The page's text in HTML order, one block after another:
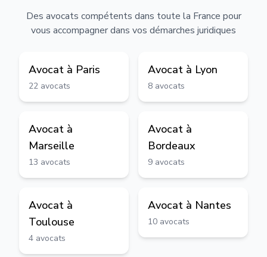
Des avocats compétents dans toute la France pour
vous accompagner dans vos démarches juridiques
Avocat à Paris
22 avocats
Avocat à Lyon
8 avocats
Avocat à
Marseille
13 avocats
Avocat à
Bordeaux
9 avocats
Avocat à
Toulouse
4 avocats
Avocat à Nantes
10 avocats